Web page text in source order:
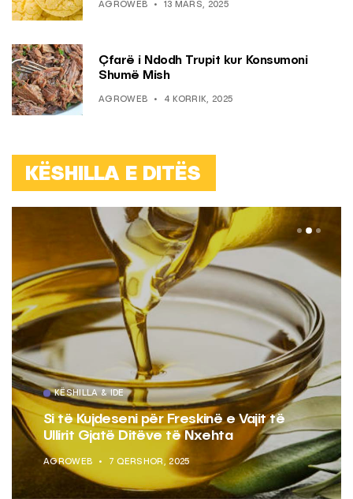
AGROWEB 13 MARS, 2025
Çfarë i Ndodh Trupit kur Konsumoni
Shumë Mish
AGROWEB 4 KORRIK, 2025
KËSHILLA E DITËS
KËSHILLA & IDE
Si të Kujdeseni për Freskinë e Vajit të
Ullirit Gjatë Ditëve të Nxehta
AGROWEB 7 QERSHOR, 2025